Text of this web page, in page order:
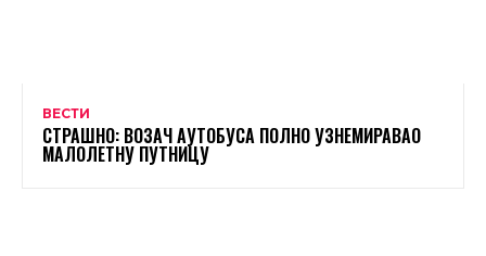
ВЕСТИ
СТРАШНО: ВОЗАЧ АУТОБУСА ПОЛНО УЗНЕМИРАВАО
МАЛОЛЕТНУ ПУТНИЦУ